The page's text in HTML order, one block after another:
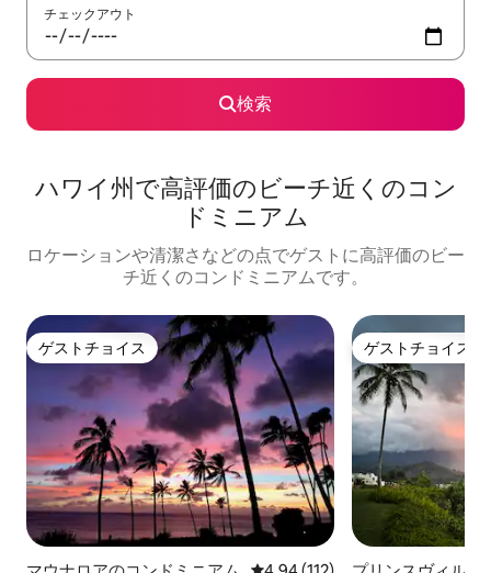
チェックアウト
検索
ハワイ州で高評価のビーチ近くのコン
ドミニアム
ロケーションや清潔さなどの点でゲストに高評価のビー
チ近くのコンドミニアムです。
ゲストチョイス
ゲストチョイス ゲストチョイス
ゲストチョイス